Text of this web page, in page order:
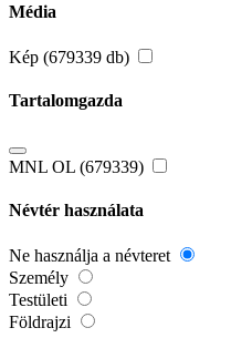
Média
Kép (679339 db)
Tartalomgazda
MNL OL (679339)
Névtér használata
Ne használja a névteret
Személy
Testületi
Földrajzi